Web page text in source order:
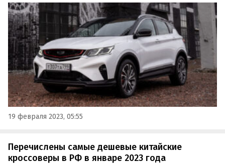
стоимость владения им.
19 февраля 2023, 05:55
Перечислены самые дешевые китайские
кроссоверы в РФ в январе 2023 года